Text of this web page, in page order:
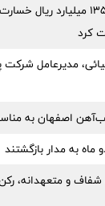
بیمه سامان بیش از ۱۳۵
کرد
مدیرعامل
اصفهان به
ماه به مدار بازگشتند
شفاف و متعهدانه،